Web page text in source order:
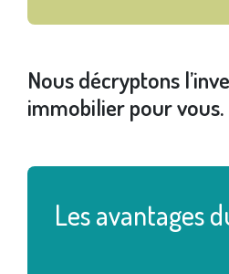
Nous décryptons
immobilier pour vous.
Les avantages